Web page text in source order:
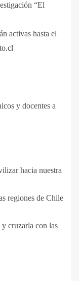
“El
activas hasta el
y docentes a
hacia nuestra
regiones de Chile
cruzarla con las